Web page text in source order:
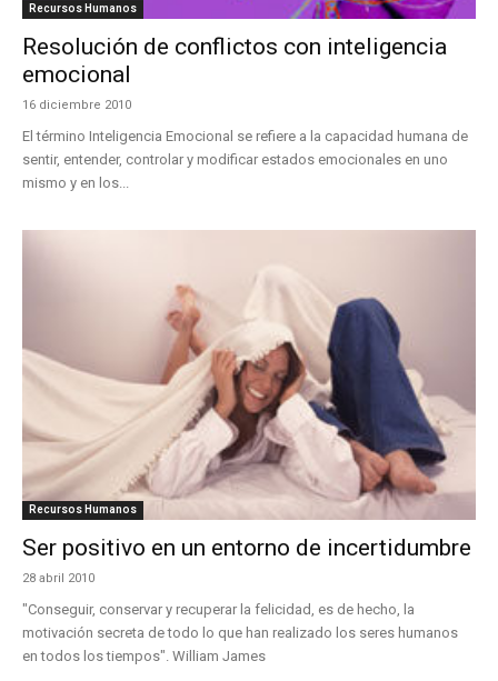
Recursos Humanos
Resolución de conflictos con inteligencia
emocional
16 diciembre 2010
El término Inteligencia Emocional se refiere a la capacidad humana de
sentir, entender, controlar y modificar estados emocionales en uno
mismo y en los...
Recursos Humanos
Ser positivo en un entorno de incertidumbre
28 abril 2010
"Conseguir, conservar y recuperar la felicidad, es de hecho, la
motivación secreta de todo lo que han realizado los seres humanos
en todos los tiempos". William James